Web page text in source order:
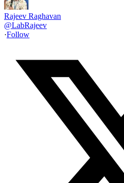
Rajeev Raghavan
@LabRajeev
·Follow